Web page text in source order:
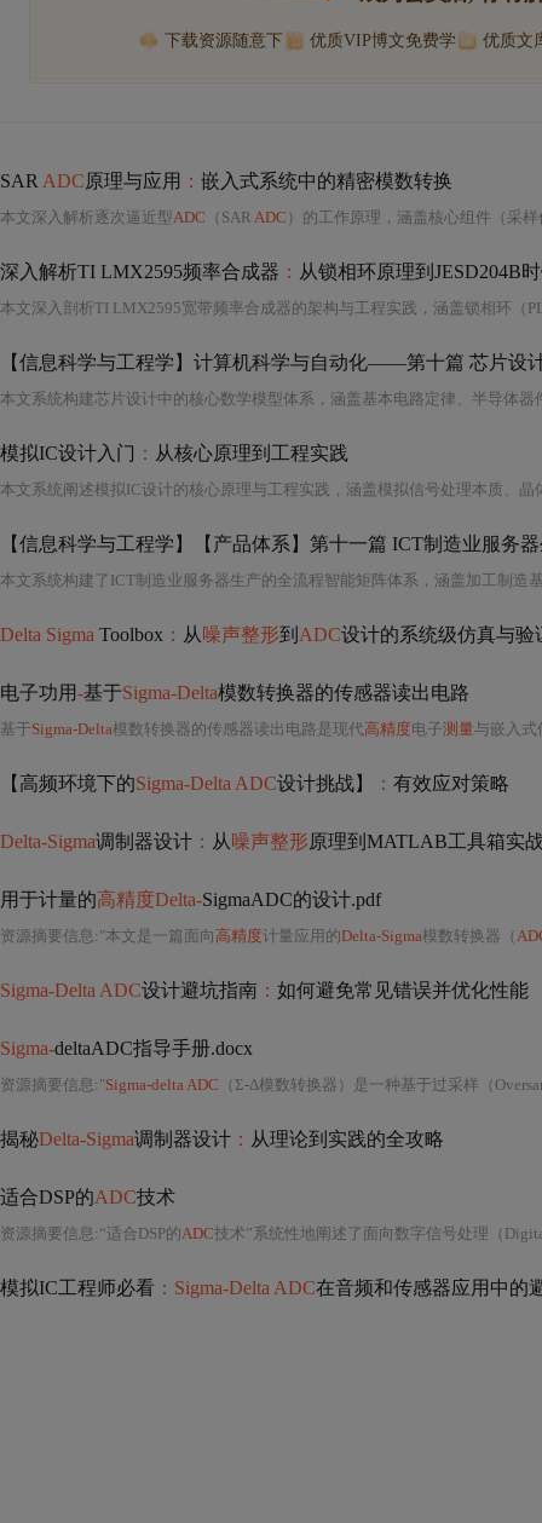
下载资源随意下 优质VIP博文免费学 优质文
SAR ADC原理与应用 ： 嵌入式系统中的精密模数转换
本文深入解析逐次逼近型ADC （SAR ADC ）的工作原理，涵盖核心组件（采样保持电路、电容阵列DAC、比较器、SAR寄存器、基准源）、转换时序、关键性能参数（
深入解析TI LMX2595频率合成器 ： 从锁相环原理到JESD204B
本文深入剖析TI LMX2595宽带频率合成器的架构与工程实践，涵盖锁相环（
模拟IC设计入门 ： 从核心原理到工程实践
【信息科学与工程学】【产品体系】第十一篇 ICT制造业服务
Delta Sigma Toolbox ： 从 噪声整形到 ADC设计的系统级仿真与验
电子功用-基于Sigma-Delta模数转换器的传感器读出电路
基于Sigma-Delta模数转换器的传感器读出电路是现代高精度电子测量与嵌入式传感系统
【高频环境下的Sigma-Delta ADC设计挑战】 ： 有效应对策略
Delta-Sigma调制器设计 ： 从 噪声整形原理到MATLAB工具箱实
用于计量的高精度Delta-SigmaADC的设计.pdf
资源摘要信息:"本文是一篇面向高精度计量应用的Delta-Sigma模数转换器（
Sigma-Delta ADC设计避坑指南 ： 如何避免常见错误并优化性能
Sigma-deltaADC指导手册.docx
资源摘要信息:"Sigma-delta ADC （Σ-Δ模数转换器）是一种基于过采样（
揭秘Delta-Sigma调制器设计 ： 从理论到实践的全攻略
适合DSP的ADC技术
资源摘要信息:“适合DSP的ADC技术”系统性地阐述了面向数字信号处理（Digital
模拟IC工程师必看 ：Sigma-Delta ADC在音频和传感器应用中的